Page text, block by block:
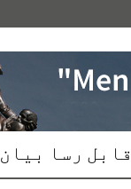
قابل رسا بیان